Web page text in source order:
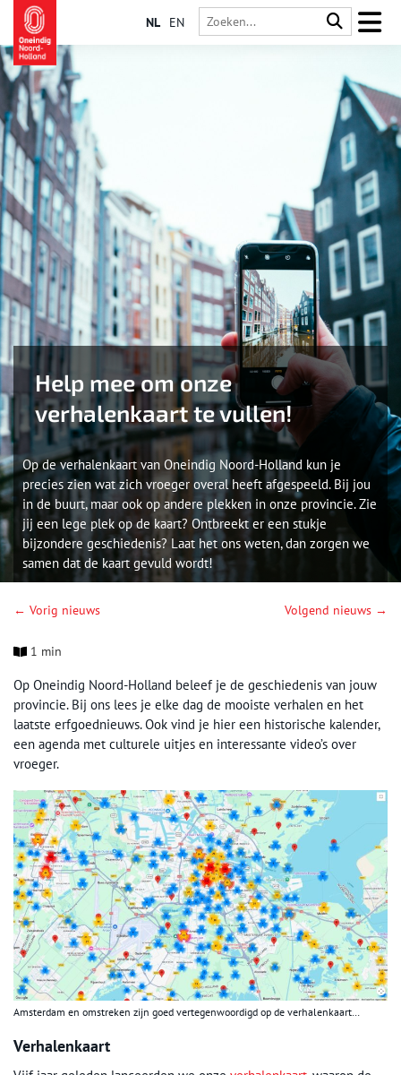
NL EN
Help mee om onze
verhalenkaart te vullen!
Op de verhalenkaart van Oneindig Noord-Holland kun je
precies zien wat zich vroeger overal heeft afgespeeld. Bij jou
in de buurt, maar ook op andere plekken in onze provincie. Zie
jij een lege plek op de kaart? Ontbreekt er een stukje
bijzondere geschiedenis? Laat het ons weten, dan zorgen we
samen dat de kaart gevuld wordt!
← Vorig nieuws Volgend nieuws →
1 min
Op Oneindig Noord-Holland beleef je de geschiedenis van jouw
provincie. Bij ons lees je elke dag de mooiste verhalen en het
laatste erfgoednieuws. Ook vind je hier een historische kalender,
een agenda met culturele uitjes en interessante video’s over
vroeger.
Amsterdam en omstreken zijn goed vertegenwoordigd op de verhalenkaart…
Verhalenkaart